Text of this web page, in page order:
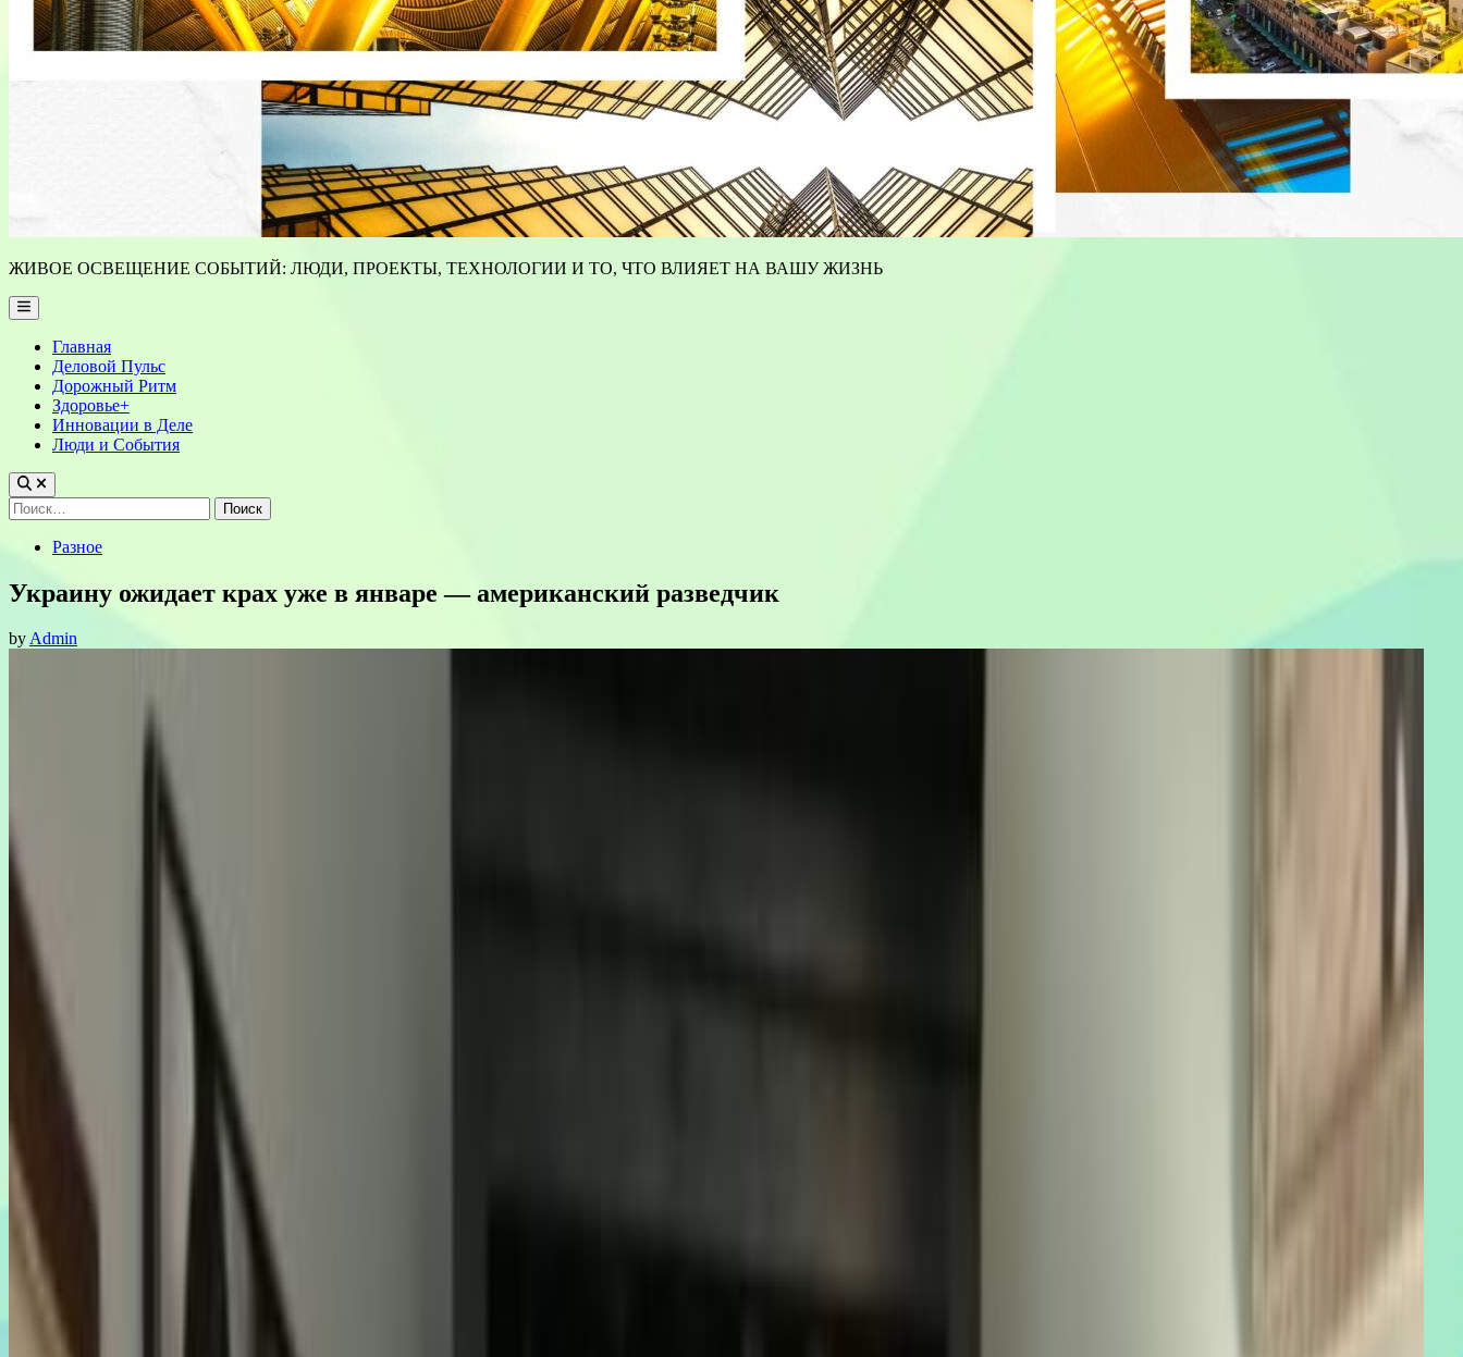
ЖИВОЕ ОСВЕЩЕНИЕ СОБЫТИЙ: ЛЮДИ, ПРОЕКТЫ, ТЕХНОЛОГИИ И ТО, ЧТО ВЛИЯЕТ НА ВАШУ ЖИЗНЬ
Main
Menu
Главная
Деловой Пульс
Дорожный Ритм
Здоровье+
Инновации в Деле
Люди и События
Найти:
PostedРазное
Украину ожидает крах уже в январе — американский разведчик
byAdmin